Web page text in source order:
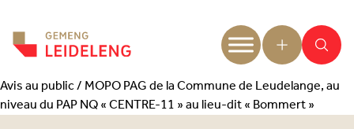
Avis au public / MOPO PAG de la Commune de Leudelange, au
niveau du PAP NQ « CENTRE-11 » au lieu-dit « Bommert »